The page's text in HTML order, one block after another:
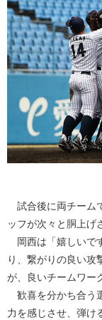
試合後に両チーム
ッフが次々と胴上げ
岡西は「嬉しいで
り、繋がりの良い攻
が、良いチームワー
歓喜を分かち合う
力を感じさせ、弾け